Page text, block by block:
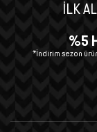
İLK
%5
*İndirim sezon